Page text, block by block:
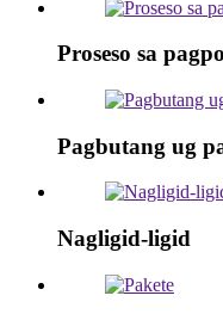
Proseso sa
Pagbutang ug
Nagligid-ligid